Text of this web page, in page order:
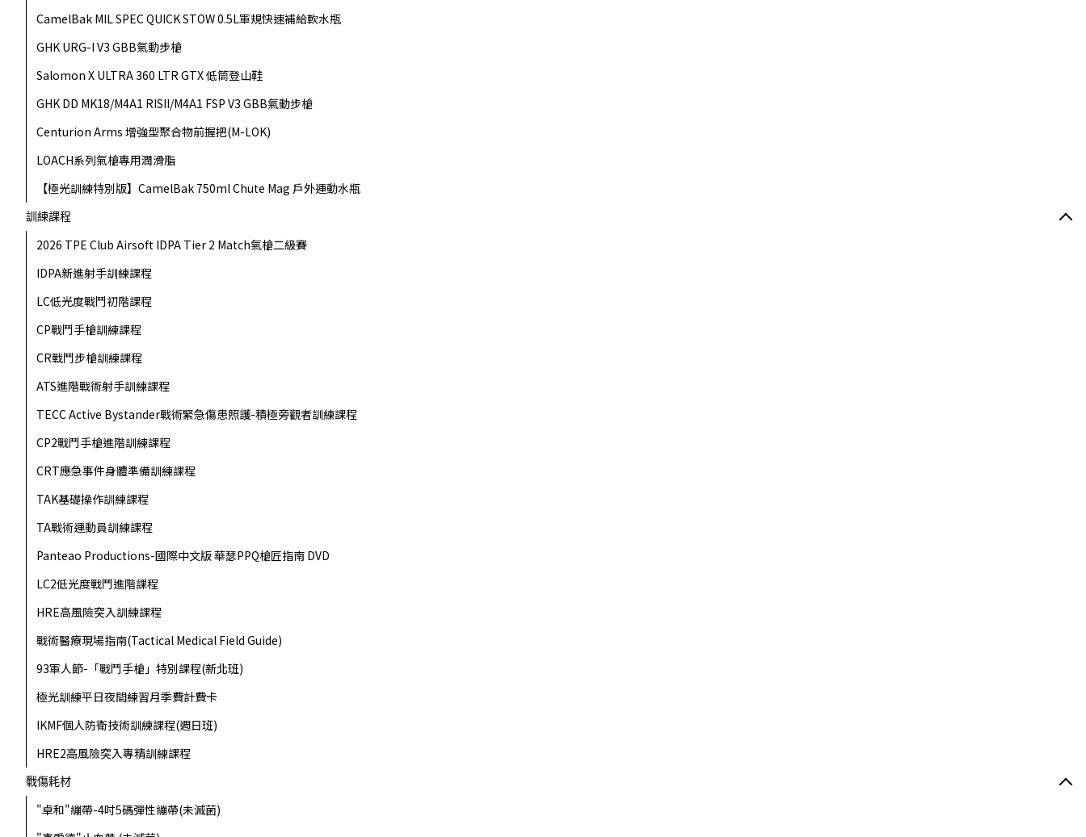
CamelBak MIL SPEC QUICK STOW 0.5L軍規快速補給軟水瓶
GHK URG-I V3 GBB氣動步槍
Salomon X ULTRA 360 LTR GTX 低筒登山鞋
GHK DD MK18/M4A1 RISII/M4A1 FSP V3 GBB氣動步槍
Centurion Arms 增強型聚合物前握把(M-LOK)
LOACH系列氣槍專用潤滑脂
【極光訓練特別版】CamelBak 750ml Chute Mag 戶外運動水瓶
訓練課程
2026 TPE Club Airsoft IDPA Tier 2 Match氣槍二級賽
IDPA新進射手訓練課程
LC低光度戰鬥初階課程
CP戰鬥手槍訓練課程
CR戰鬥步槍訓練課程
ATS進階戰術射手訓練課程
TECC Active Bystander戰術緊急傷患照護-積極旁觀者訓練課程
CP2戰鬥手槍進階訓練課程
CRT應急事件身體準備訓練課程
TAK基礎操作訓練課程
TA戰術運動員訓練課程
Panteao Productions-國際中文版 華瑟PPQ槍匠指南 DVD
LC2低光度戰鬥進階課程
HRE高風險突入訓練課程
戰術醫療現場指南(Tactical Medical Field Guide)
93軍人節-「戰鬥手槍」特別課程(新北班)
極光訓練平日夜間練習月季費計費卡
IKMF個人防衛技術訓練課程(週日班)
HRE2高風險突入專精訓練課程
戰傷耗材
"卓和"繃帶-4吋5碼彈性繃帶(未滅菌)